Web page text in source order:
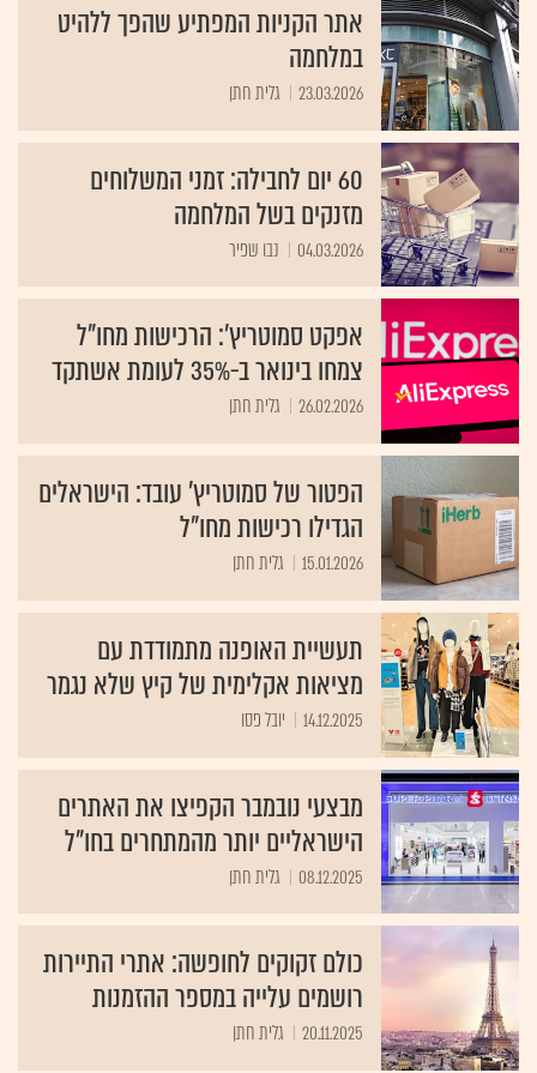
אתר הקניות המפתיע שהפך ללהיט
במלחמה
23.03.2026 גלית חתן
60 יום לחבילה: זמני המשלוחים
מזנקים בשל המלחמה
04.03.2026 נבו שפיר
אפקט סמוטריץ': הרכישות מחו"ל
צמחו בינואר ב-35% לעומת אשתקד
26.02.2026 גלית חתן
הפטור של סמוטריץ' עובד: הישראלים
הגדילו רכישות מחו"ל
15.01.2026 גלית חתן
תעשיית האופנה מתמודדת עם
מציאות אקלימית של קיץ שלא נגמר
14.12.2025 יובל פסו
מבצעי נובמבר הקפיצו את האתרים
הישראליים יותר מהמתחרים בחו"ל
08.12.2025 גלית חתן
כולם זקוקים לחופשה: אתרי התיירות
רושמים עלייה במספר ההזמנות
20.11.2025 גלית חתן